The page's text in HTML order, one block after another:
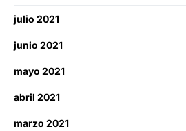
julio 2021
junio 2021
mayo 2021
abril 2021
marzo 2021